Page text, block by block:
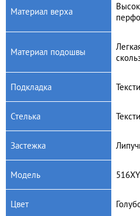
Детские кроссовки Befado
Материал верха
Материал подошвы
Подкладка
Стелька
Застежка
Модель
Цвет